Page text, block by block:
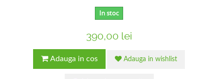
In stoc
390,00 lei
Adauga in cos Adauga in wishlist